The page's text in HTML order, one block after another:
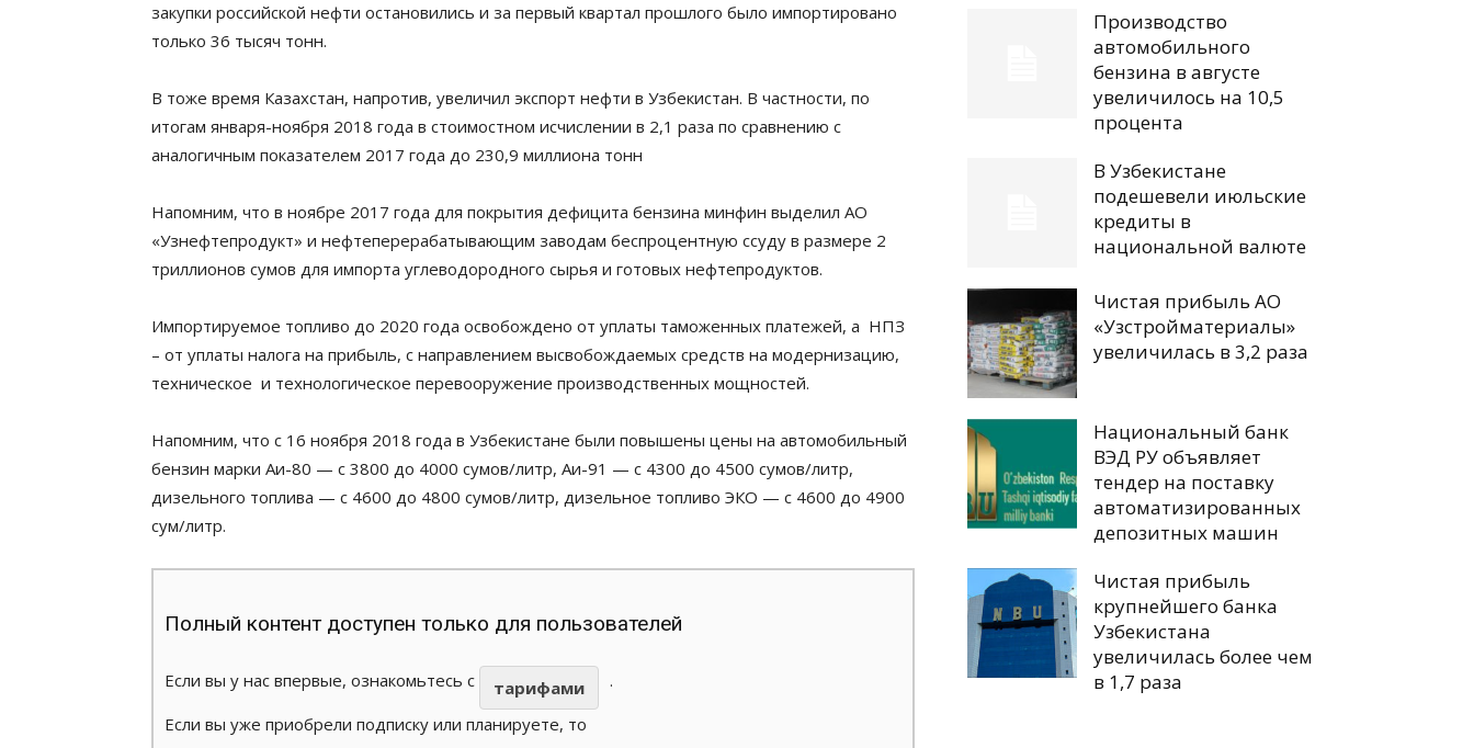
закупки российской нефти остановились и за первый квартал прошлого было импортировано
только 36 тысяч тонн.
В тоже время Казахстан, напротив, увеличил экспорт нефти в Узбекистан. В частности, по
итогам января-ноября 2018 года в стоимостном исчислении в 2,1 раза по сравнению с
аналогичным показателем 2017 года до 230,9 миллиона тонн
Напомним, что в ноябре 2017 года для покрытия дефицита бензина минфин выделил АО
«Узнефтепродукт» и нефтеперерабатывающим заводам беспроцентную ссуду в размере 2
триллионов сумов для импорта углеводородного сырья и готовых нефтепродуктов.
Импортируемое топливо до 2020 года освобождено от уплаты таможенных платежей, а НПЗ
– от уплаты налога на прибыль, с направлением высвобождаемых средств на модернизацию,
техническое и технологическое перевооружение производственных мощностей.
Напомним, что с 16 ноября 2018 года в Узбекистане были повышены цены на автомобильный
бензин марки Аи-80 — с 3800 до 4000 сумов/литр, Аи-91 — с 4300 до 4500 сумов/литр,
дизельного топлива — с 4600 до 4800 сумов/литр, дизельное топливо ЭКО — с 4600 до 4900
сум/литр.
Полный контент доступен только для пользователей
Если вы у нас впервые, ознакомьтесь с тарифами
.
Если вы уже приобрели подписку или планируете, то
Производство
автомобильного
бензина в августе
увеличилось на 10,5
процента
В Узбекистане
подешевели июльские
кредиты в
национальной валюте
Чистая прибыль АО
«Узстройматериалы»
увеличилась в 3,2 раза
Национальный банк
ВЭД РУ объявляет
тендер на поставку
автоматизированных
депозитных машин
Чистая прибыль
крупнейшего банка
Узбекистана
увеличилась более чем
в 1,7 раза